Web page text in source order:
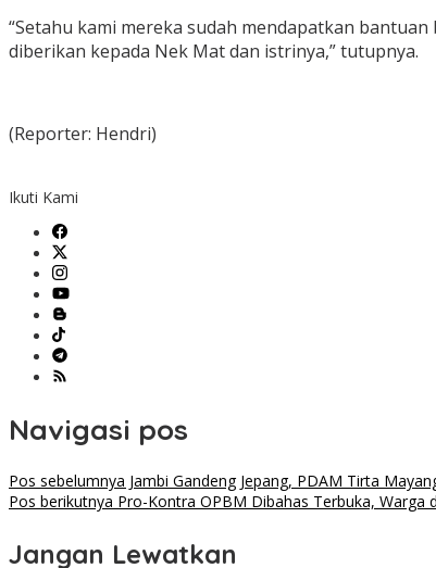
“Setahu kami mereka sudah mendapatkan
diberikan kepada Nek Mat dan istrinya,” tutupnya.
(Reporter: Hendri)
Ikuti Kami
Navigasi pos
Pos sebelumnya Jambi Gandeng Jepang, PDAM Tirta
Pos berikutnya Pro-Kontra OPBM Dibahas Terbuka, Warga
Jangan Lewatkan